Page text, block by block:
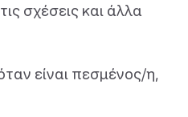
σχέσεις και άλλα
είναι πεσμένος/η,